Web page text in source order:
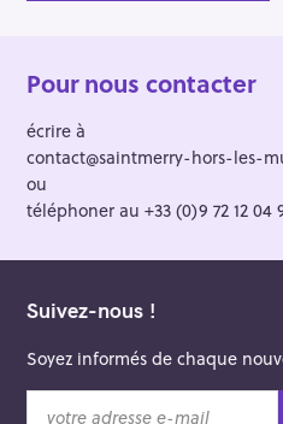
Pour nous contacter
écrire à
contact@saintmerry-hors-les-
ou
téléphoner au +33 (0)9 72 12 04
Suivez-nous !
Soyez informés de chaque